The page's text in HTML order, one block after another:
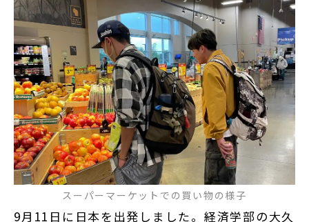
9月11日に日本を出発しました。経済学部の大久
スーパーマーケットでの買い物の様子